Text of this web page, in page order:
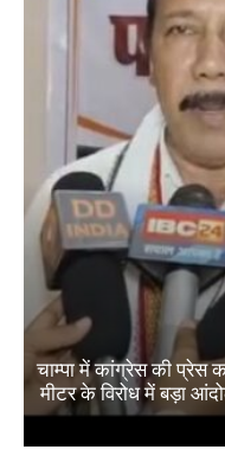
चाम्पा में कांग्रेस की प्रेस
मीटर के विरोध में बड़ा